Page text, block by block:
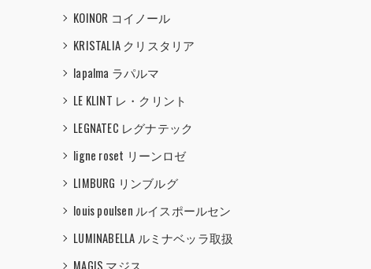
KOINOR コイノール
KRISTALIA クリスタリア
lapalma ラパルマ
LE KLINT レ・クリント
LEGNATEC レグナテック
ligne roset リーンロゼ
LIMBURG リンブルグ
louis poulsen ルイスポールセン
LUMINABELLA ルミナベッラ取扱
MAGIS マジス